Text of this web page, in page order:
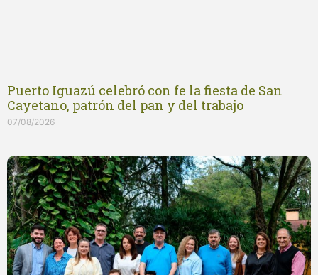
Puerto Iguazú celebró con fe la fiesta de San
Cayetano, patrón del pan y del trabajo
07/08/2026